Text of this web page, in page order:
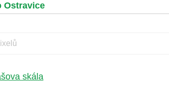
Ostravice